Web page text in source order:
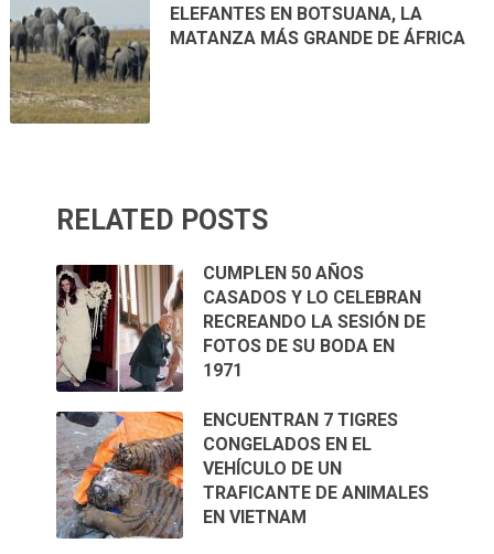
ELEFANTES EN BOTSUANA, LA
MATANZA MÁS GRANDE DE ÁFRICA
RELATED POSTS
CUMPLEN 50 AÑOS
CASADOS Y LO CELEBRAN
RECREANDO LA SESIÓN DE
FOTOS DE SU BODA EN
1971
ENCUENTRAN 7 TIGRES
CONGELADOS EN EL
VEHÍCULO DE UN
TRAFICANTE DE ANIMALES
EN VIETNAM